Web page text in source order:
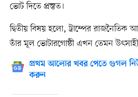
ভোট দিতে প্রস্তুত।
দ্বিতীয় বিষয় হলো, ট্রাম্পের রাজনৈতিক
তাঁর মূল ভোটারগোষ্ঠী এখন তেমন
প্রথম আলোর খবর পেতে গুগল
করুন